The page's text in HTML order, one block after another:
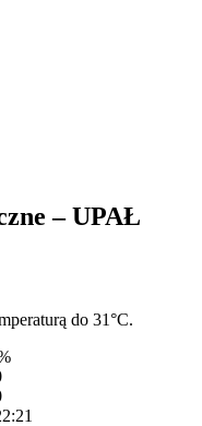
– UPAŁ
do 31°C.